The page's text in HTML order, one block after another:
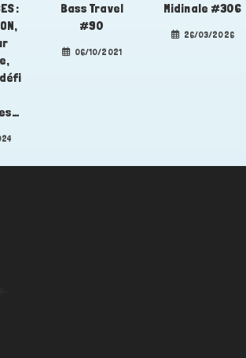
:
Bass Travel
#90
06/10/2021
Midinale #306
26/03/2026